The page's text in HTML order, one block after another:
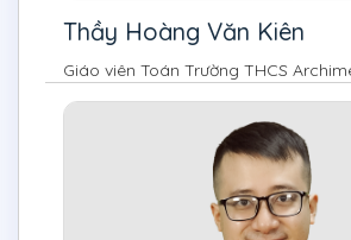
Thầy Hoàng Văn Kiên
Giáo viên Toán Trường THCS